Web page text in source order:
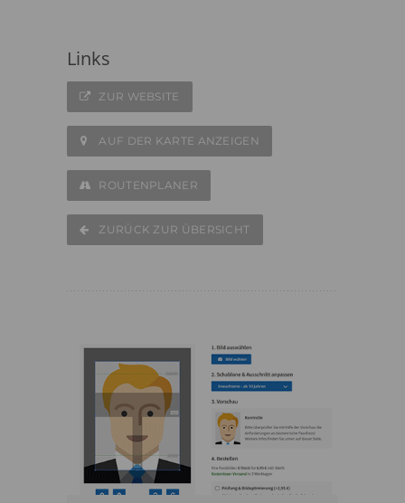
Links
ZUR WEBSITE
AUF DER KARTE ANZEIGEN
ROUTENPLANER
ZURÜCK ZUR ÜBERSICHT